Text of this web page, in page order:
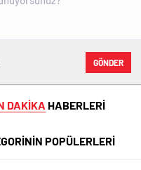
GÖNDER
DAKİKA HABERLERİ
POPÜLERLERİ